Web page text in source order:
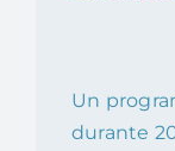
Un
durante